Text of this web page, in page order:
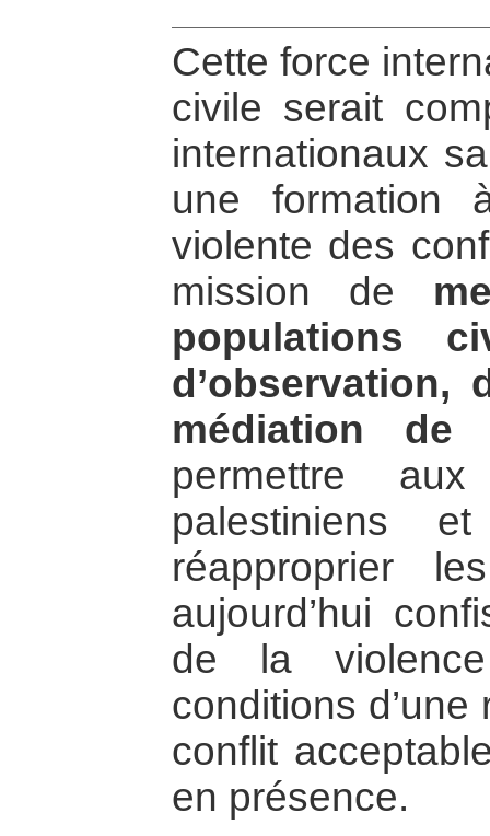
Cette force
civile serait
internationaux
une formation
violente des
mission de
populations
d’observation,
médiation de
permettre
palestiniens
réapproprier
aujourd’hui
de la
conditions
conflit
en présence.